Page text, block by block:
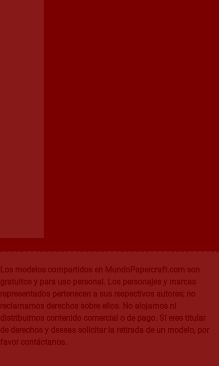
Los modelos compartidos en MundoPapercraft.com son
gratuitos y para uso personal. Los personajes y marcas
representados pertenecen a sus respectivos autores; no
reclamamos derechos sobre ellos. No alojamos ni
distribuimos contenido comercial o de pago. Si eres titular
de derechos y deseas solicitar la retirada de un modelo, por
favor contáctanos.